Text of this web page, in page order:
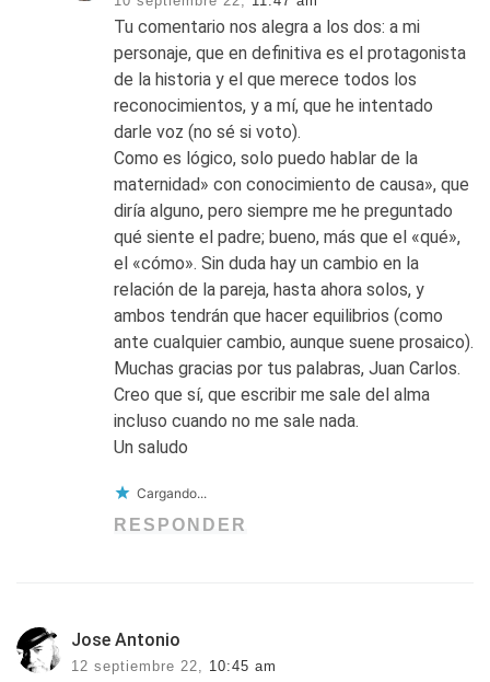
Tu comentario nos alegra a los dos: a mi
personaje, que en definitiva es el protagonista
de la historia y el que merece todos los
reconocimientos, y a mí, que he intentado
darle voz (no sé si voto).
Como es lógico, solo puedo hablar de la
maternidad» con conocimiento de causa», que
diría alguno, pero siempre me he preguntado
qué siente el padre; bueno, más que el «qué»,
el «cómo». Sin duda hay un cambio en la
relación de la pareja, hasta ahora solos, y
ambos tendrán que hacer equilibrios (como
ante cualquier cambio, aunque suene prosaico).
Muchas gracias por tus palabras, Juan Carlos.
Creo que sí, que escribir me sale del alma
incluso cuando no me sale nada.
Un saludo
Cargando...
RESPONDER
Jose Antonio
12 septiembre 22, 10:45 am